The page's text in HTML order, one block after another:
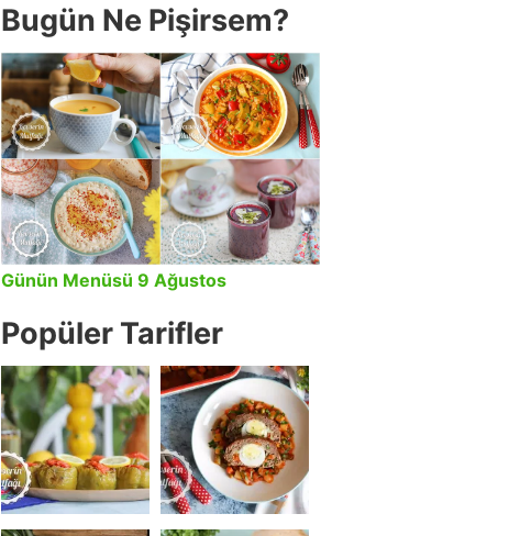
Bugün Ne Pişirsem?
Günün Menüsü 9 Ağustos
Popüler Tarifler